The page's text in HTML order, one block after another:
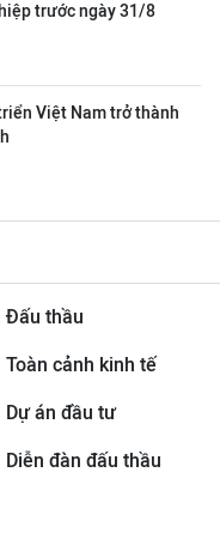
trước ngày 31/8
Việt Nam trở thành
Đấu thầu
Toàn cảnh kinh tế
Dự án đầu tư
Diễn đàn đấu thầu